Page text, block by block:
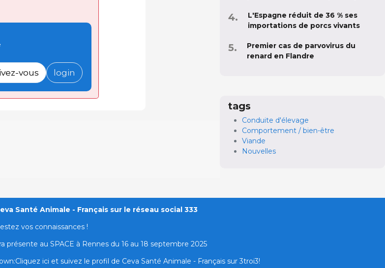
vous login
L'Espagne réduit de 36 % ses
importations de porcs vivants
Premier cas de parvovirus du
renard en Flandre
tags
Conduite d'élevage
Comportement / bien-être
Viande
Nouvelles
Santé Animale - Français sur le réseau social 333
vos connaissances !
présente au SPACE à Rennes du 16 au 18 septembre 2025
ici et suivez le profil de Ceva Santé Animale - Français sur 3troi3!